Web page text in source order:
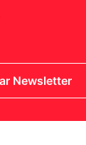
Newsletter